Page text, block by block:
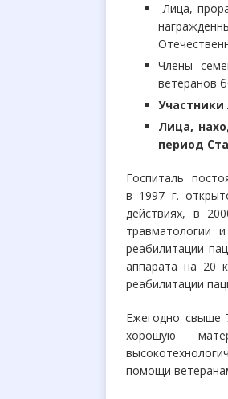
Лица,
Члены
ветеранов
Лица,
период
Госпиталь
в 1997 г.
действиях, в
травматологии
реабилитации
аппарата на 20
реабилитации
Ежегодно свыше
хорошую
помощи